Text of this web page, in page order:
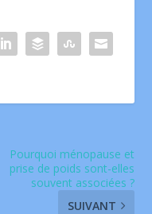
Pourquoi ménopause et
prise de poids sont-elles
souvent associées ?
SUIVANT